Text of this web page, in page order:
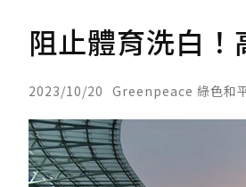
阻止體育洗白
2023/10/20 Greenpeace 綠色和